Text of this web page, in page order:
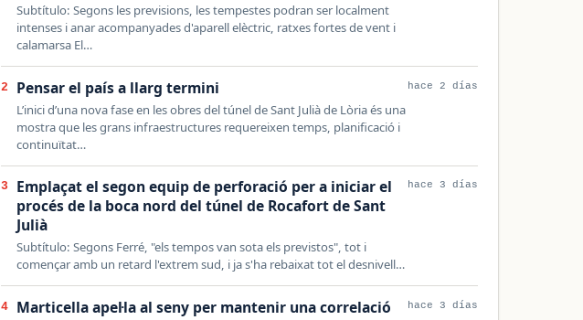
Subtítulo: Segons les previsions, les tempestes podran ser localment
intenses i anar acompanyades d'aparell elèctric, ratxes fortes de vent i
calamarsa El…
2 Pensar el país a llarg termini
L’inici d’una nova fase en les obres del túnel de Sant Julià de Lòria és una
mostra que les grans infraestructures requereixen temps, planificació i
continuïtat…
hace 2 días
3
Emplaçat el segon equip de perforació per a iniciar el
procés de la boca nord del túnel de Rocafort de Sant
Julià
Subtítulo: Segons Ferré, "els tempos van sota els previstos", tot i
començar amb un retard l'extrem sud, i ja s'ha rebaixat tot el desnivell…
hace 3 días
4
Marticella apel·la al seny per mantenir una correlació
hace 3 días